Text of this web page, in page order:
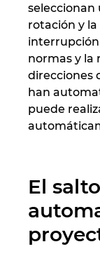
seleccionan
rotación y la
interrupción
normas y la
direcciones
han
puede
El